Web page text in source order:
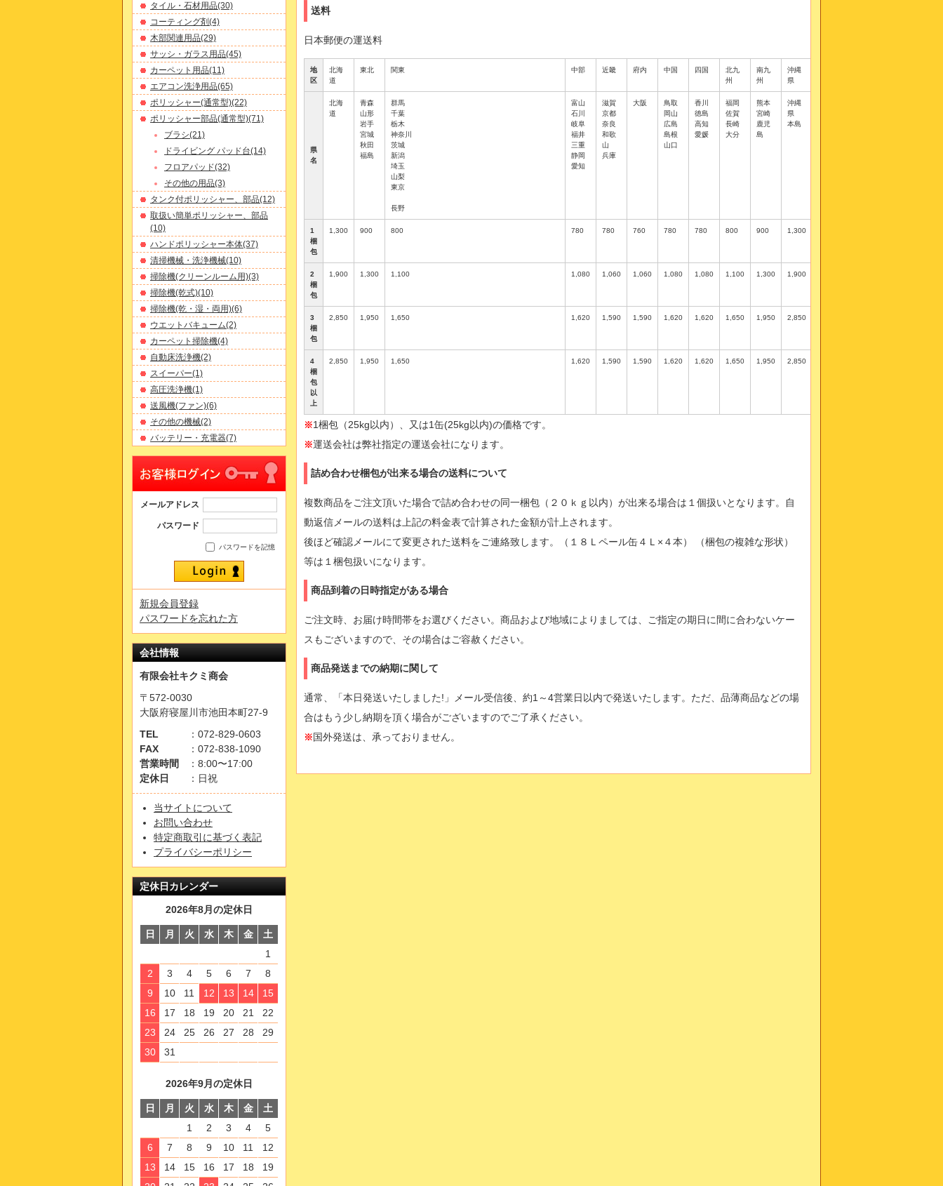
送料
日本郵便の運送料
地
区
北海
道
東北 関東 中部 近畿 府内 中国 四国
北九
州
南九
州
沖縄
県
県
名
北海
道
青森
山形
岩手
宮城
秋田
福島
群馬
千葉
栃木
神奈川
茨城
新潟
埼玉
山梨
東京
長野
富山
石川
岐阜
福井
三重
静岡
愛知
滋賀
京都
奈良
和歌
山
兵庫
大阪
鳥取
岡山
広島
島根
山口
香川
徳島
高知
愛媛
福岡
佐賀
長崎
大分
熊本
宮崎
鹿児
島
沖縄
県
本島
1
梱
包
1,300 900 800 780 780 760 780 780 800 900 1,300
2
梱
包
1,900 1,300 1,100 1,080 1,060 1,060 1,080 1,080 1,100 1,300 1,900
3
梱
包
2,850 1,950 1,650 1,620 1,590 1,590 1,620 1,620 1,650 1,950 2,850
4
梱
包
以
上
2,850 1,950 1,650 1,620 1,590 1,590 1,620 1,620 1,650 1,950 2,850
※1梱包（25kg以内）、又は1缶(25kg以内)の価格です。
※運送会社は弊社指定の運送会社になります。
詰め合わせ梱包が出来る場合の送料について
複数商品をご注文頂いた場合で詰め合わせの同一梱包（２０ｋｇ以内）が出来る場合は１個扱いとなります。自
動返信メールの送料は上記の料金表で計算された金額が計上されます。
後ほど確認メールにて変更された送料をご連絡致します。（１８Ｌペール缶４Ｌ×４本） （梱包の複雑な形状）
等は１梱包扱いになります。
商品到着の日時指定がある場合
ご注文時、お届け時間帯をお選びください。商品および地域によりましては、ご指定の期日に間に合わないケー
スもございますので、その場合はご容赦ください。
商品発送までの納期に関して
通常、「本日発送いたしました!」メール受信後、約1～4営業日以内で発送いたします。ただ、品薄商品などの場
合はもう少し納期を頂く場合がございますのでご了承ください。
※ 国外発送は、承っておりません。
タイル・石材用品(30)
コーティング剤(4)
木部関連用品(29)
サッシ・ガラス用品(45)
カーペット用品(11)
エアコン洗浄用品(65)
ポリッシャー(通常型)(22)
ポリッシャー部品(通常型)(71)
ブラシ(21)
ドライビング パッド台(14)
フロアパッド(32)
その他の用品(3)
タンク付ポリッシャー、部品(12)
取扱い簡単ポリッシャー、部品
(10)
ハンドポリッシャー本体(37)
清掃機械・洗浄機械(10)
掃除機(クリーンルーム用)(3)
掃除機(乾式)(10)
掃除機(乾・湿・両用)(6)
ウエットバキューム(2)
カーペット掃除機(4)
自動床洗浄機(2)
スイーパー(1)
高圧洗浄機(1)
送風機(ファン)(6)
その他の機械(2)
バッテリー・充電器(7)
メールアドレス
パスワード
パスワードを記憶
新規会員登録
パスワードを忘れた方
会社情報
有限会社キクミ商会
〒572-0030
大阪府寝屋川市池田本町27-9
TEL
：072-829-0603
FAX
：072-838-1090
営業時間
：8:00〜17:00
定休日
：日祝
当サイトについて
お問い合わせ
特定商取引に基づく表記
プライバシーポリシー
定休日カレンダー
2026年8月の定休日
日 月 火 水 木 金
土
1
2
3 4 5 6 7
8
9
10 11 12 13 14
15
16
17 18 19 20 21
22
23
24 25 26 27 28
29
30
31
2026年9月の定休日
日 月 火 水 木 金
土
1
2 3 4
5
6
7 8 9 10 11
12
13
14 15 16 17 18
19